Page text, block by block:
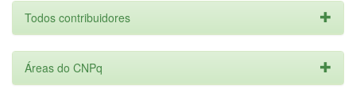
Todos contribuidores
Áreas do CNPq